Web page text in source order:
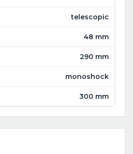
telescopic
48 mm
290 mm
monoshock
300 mm